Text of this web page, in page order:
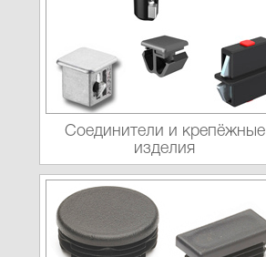
Соединители и крепёжные
изделия